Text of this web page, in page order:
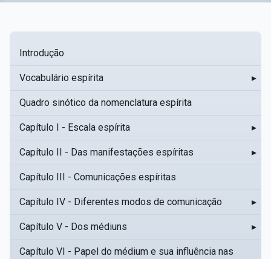
Introdução
Vocabulário espírita ▸
Quadro sinótico da nomenclatura espírita
Capítulo I - Escala espírita ▸
Capítulo II - Das manifestações espíritas ▸
Capítulo III - Comunicações espíritas
Capítulo IV - Diferentes modos de comunicação ▸
Capítulo V - Dos médiuns ▸
Capítulo VI - Papel do médium e sua influência nas